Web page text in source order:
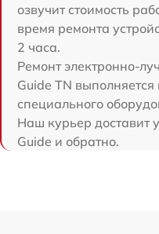
озвучит стоимость
время ремонта
2 часа.
Ремонт электронно-
Guide TN
специального
Наш курьер доставит
Guide и обратно.